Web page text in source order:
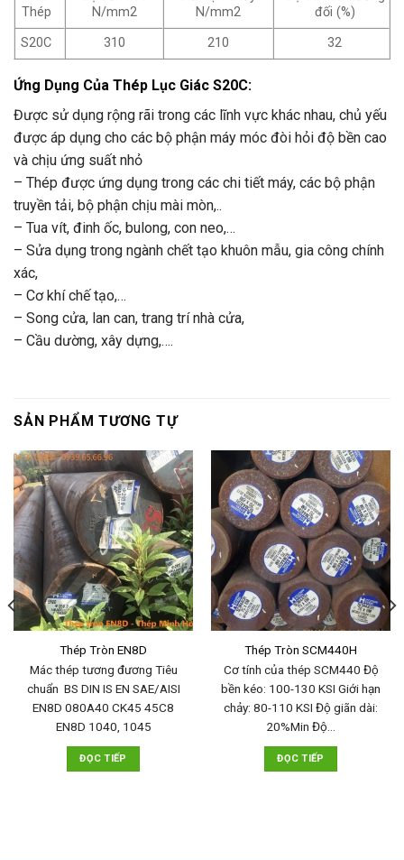
Thép
N/mm2
N/mm2
đối (%)
S20C
310 210 32
Ứng Dụng Của Thép Lục Giác S20C:
Được sử dụng rộng rãi trong các lĩnh vực khác nhau, chủ yếu
được áp dụng cho các bộ phận máy móc đòi hỏi độ bền cao
và chịu ứng suất nhỏ
– Thép được ứng dụng trong các chi tiết máy, các bộ phận
truyền tải, bộ phận chịu mài mòn,..
– Tua vít, đinh ốc, bulong, con neo,…
– Sửa dụng trong ngành chết tạo khuôn mẫu, gia công chính
xác,
– Cơ khí chế tạo,…
– Song cửa, lan can, trang trí nhà cửa,
– Cầu dường, xây dựng,….
SẢN PHẨM TƯƠNG TỰ
Thép Tròn EN8D
Mác thép tương đương Tiêu
chuẩn BS DIN IS EN SAE/AISI
EN8D 080A40 CK45 45C8
EN8D 1040, 1045
ĐỌC TIẾP
Thép Tròn SCM440H
Cơ tính của thép SCM440 Độ
bền kéo: 100-130 KSI Giới hạn
chảy: 80-110 KSI Độ giãn dài:
20%Min Độ…
ĐỌC TIẾP